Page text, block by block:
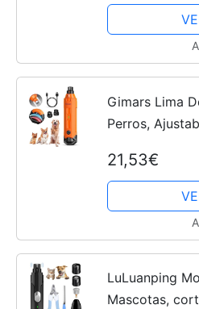
Mascotas
Gimars Lima
Perros,
Cortauñas
Luz Led,
21,53€
LuLuanping
Mascotas,